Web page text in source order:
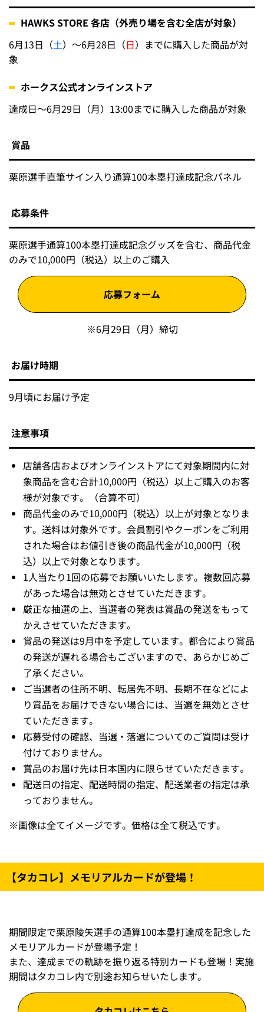
HAWKS STORE 各店（外売り場を含む全店が対象）
6月13日（土）～6月28日（日）までに購入した商品が対
象
ホークス公式オンラインストア
達成日～6月29日（月）13:00までに購入した商品が対象
賞品
栗原選手直筆サイン入り通算100本塁打達成記念パネル
応募条件
栗原選手通算100本塁打達成記念グッズを含む、商品代金
のみで10,000円（税込）以上のご購入
応募フォーム
※6月29日（月）締切
お届け時期
9月頃にお届け予定
注意事項
店舗各店およびオンラインストアにて対象期間内に対
象商品を含む合計10,000円（税込）以上ご購入のお客
様が対象です。（合算不可）
商品代金のみで10,000円（税込）以上が対象となりま
す。送料は対象外です。会員割引やクーポンをご利用
された場合はお値引き後の商品代金が10,000円（税
込）以上で対象となります。
1人当たり1回の応募でお願いいたします。複数回応募
があった場合は無効とさせていただきます。
厳正な抽選の上、当選者の発表は賞品の発送をもって
かえさせていただきます。
賞品の発送は9月中を予定しています。都合により賞品
の発送が遅れる場合もございますので、あらかじめご
了承ください。
ご当選者の住所不明、転居先不明、長期不在などによ
り賞品をお届けできない場合には、当選を無効とさせ
ていただきます。
応募受付の確認、当選・落選についてのご質問は受け
付けておりません。
賞品のお届け先は日本国内に限らせていただきます。
配送日の指定、配送時間の指定、配送業者の指定は承
っておりません。
※画像は全てイメージです。価格は全て税込です。
【タカコレ】メモリアルカードが登場！